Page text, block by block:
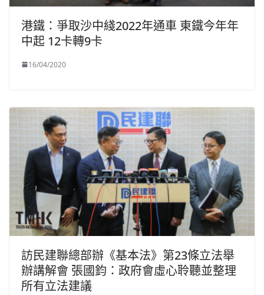
港鐵：爭取沙中綫2022年通車 東鐵今年年
中起 12卡轉9卡
16/04/2020
訪民建聯總部辦《基本法》第23條立法舉
辦講解會 張國鈞：政府會虛心聆聽並整理
所有立法建議